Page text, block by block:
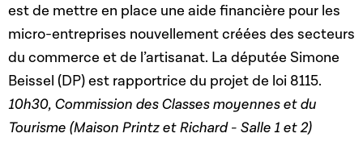
est de mettre en place une aide financière pour les
micro-entreprises nouvellement créées des secteurs
du commerce et de l’artisanat. La députée Simone
Beissel (DP) est rapportrice du projet de loi 8115.
10h30, Commission des Classes moyennes et du
Tourisme (Maison Printz et Richard - Salle 1 et 2)